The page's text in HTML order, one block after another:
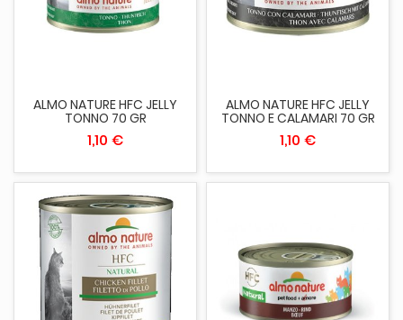
ALMO NATURE HFC JELLY
TONNO 70 GR
1,10 €
ALMO NATURE HFC JELLY
TONNO E CALAMARI 70 GR
1,10 €